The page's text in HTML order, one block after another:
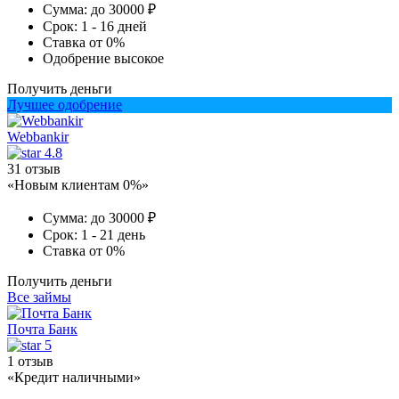
Сумма: до 30000 ₽
Срок: 1 - 16 дней
Ставка от 0%
Одобрение высокое
Получить деньги
Лучшее одобрение
Webbankir
4.8
31 отзыв
«Новым клиентам 0%»
Сумма: до 30000 ₽
Срок: 1 - 21 день
Ставка от 0%
Получить деньги
Все займы
Почта Банк
5
1 отзыв
«Кредит наличными»